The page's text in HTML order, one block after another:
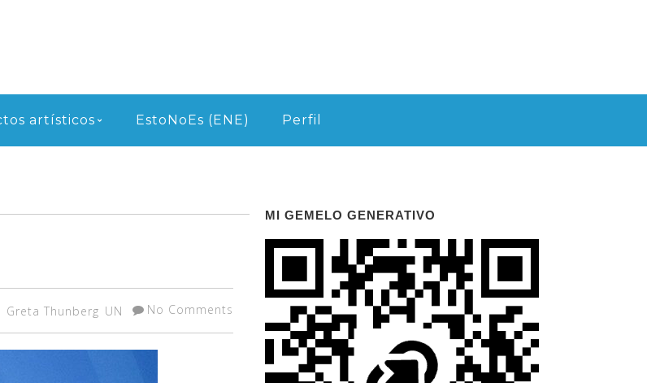
artísticos EstoNoEs (ENE) Perfil
Greta Thunberg UN No Comments
MI GEMELO GENERATIVO